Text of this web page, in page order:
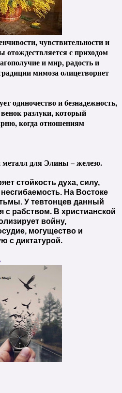
чувствительности и
отождествляется с приходом
и мир, радость и
мимоза олицетворяет
одиночество и безнадежность,
разлуки, который
когда отношениям
для Элины – железо.
стойкость духа, силу,
На Востоке
У тевтонцев данный
с рабством. В христианской
войну,
могущество и
с диктатурой.